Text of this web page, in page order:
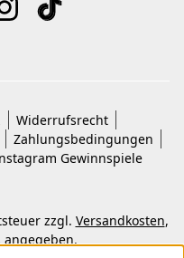
Widerrufsrecht
Zahlungsbedingungen
Gewinnspiele
zzgl. Versandkosten,